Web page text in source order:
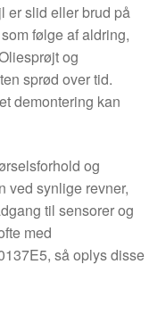
er slid eller brud på
følge af aldring,
og
sprød over tid.
demontering kan
og
ved synlige revner,
til sensorer og
med
så oplys disse